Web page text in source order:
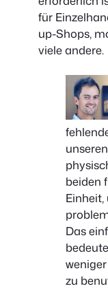
für
up-Shops,
viele andere.
beiden
Das
zu